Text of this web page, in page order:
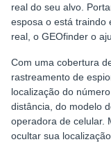
real do seu alvo.
esposa o está traindo
real, o GEOfinder o
Com uma cobertura
rastreamento de
localização do
distância, do modelo
operadora de celular.
ocultar sua